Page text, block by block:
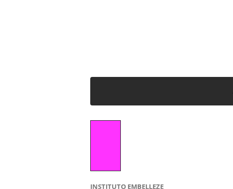
INSTITUTO EMBELLEZE